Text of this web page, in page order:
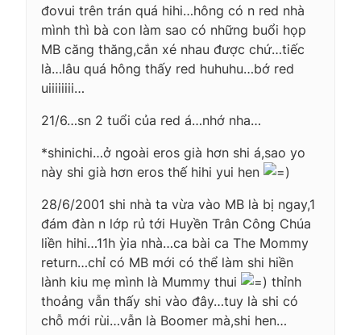
đovui trên trán quá hihi…hông có n red nhà
mình thì bà con làm sao có những buổi họp
MB căng thăng,cắn xé nhau được chứ…tiếc
là…lâu quá hông thấy red huhuhu…bớ red
uiiiiiiii…
21/6…sn 2 tuổi của red á…nhớ nha…
*shinichi…ở ngoài eros già hơn shi á,sao yo
này shi già hơn eros thế hihi yui hen
28/6/2001 shi nhà ta vừa vào MB là bị ngay,1
đám đàn n lớp rủ tới Huyền Trân Công Chúa
liền hihi…11h ỳia nhà…ca bài ca The Mommy
return…chỉ có MB mới có thể làm shi hiền
lành kiu mẹ mình là Mummy thui
thỉnh
thoảng vẫn thấy shi vào đây…tuy là shi có
chỗ mới rùi…vẫn là Boomer mà,shi hen…